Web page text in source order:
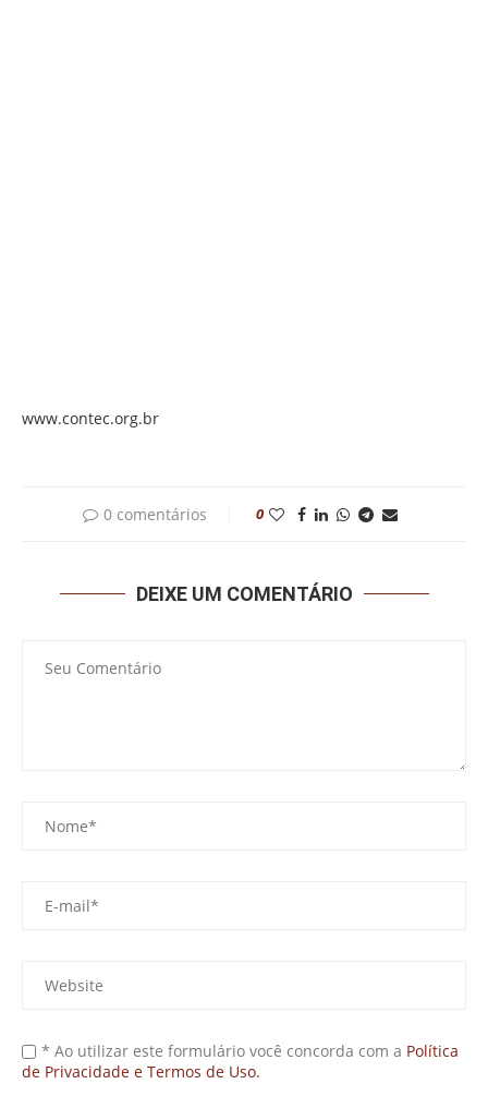
www.contec.org.br
0 comentários 0
DEIXE UM COMENTÁRIO
* Ao utilizar este formulário você concorda com a Política
de Privacidade e Termos de Uso.